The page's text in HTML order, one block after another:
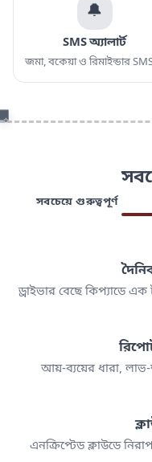
🔔
SMS অ্যালার্ট
জমা, বকেয়া ও রিমাইন্ডার
🚚
সবচেয়ে গুরুত্বপূর্ণ
ড্রাইভার বেছে কিপ্যাডে এক
আয়-ব্যয়ের ধারা, লাভ-
এনক্রিপ্টেড ক্লাউডে